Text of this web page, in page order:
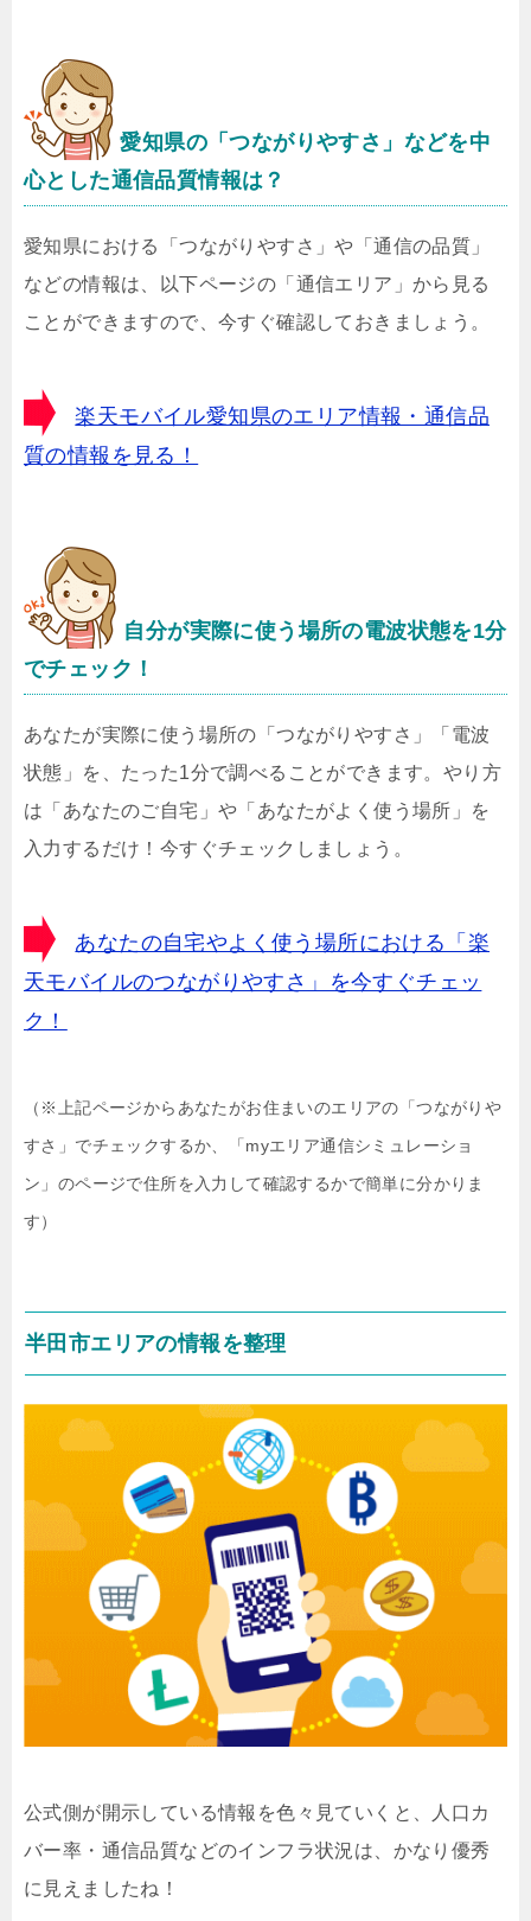
愛知県の「つながりやすさ」などを中
心とした通信品質情報は？
愛知県における「つながりやすさ」や「通信の品質」
などの情報は、以下ページの「通信エリア」から見る
ことができますので、今すぐ確認しておきましょう。
楽天モバイル愛知県のエリア情報・通信品
質の情報を見る！
自分が実際に使う場所の電波状態を1分
でチェック！
あなたが実際に使う場所の「つながりやすさ」「電波
状態」を、たった1分で調べることができます。やり方
は「あなたのご自宅」や「あなたがよく使う場所」を
入力するだけ！今すぐチェックしましょう。
あなたの自宅やよく使う場所における「楽
天モバイルのつながりやすさ」を今すぐチェッ
ク！
（※上記ページからあなたがお住まいのエリアの「つながりや
すさ」でチェックするか、「myエリア通信シミュレーショ
ン」のページで住所を入力して確認するかで簡単に分かりま
す）
半田市エリアの情報を整理
公式側が開示している情報を色々見ていくと、人口カ
バー率・通信品質などのインフラ状況は、かなり優秀
に見えましたね！